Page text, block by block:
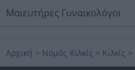
Μαιευτήρες Γυναικολόγοι
Αρχική > Νομός Κιλκίς > Κιλκίς >